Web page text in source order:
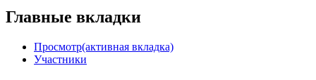
Главные вкладки
Просмотр(активная вкладка)
Участники